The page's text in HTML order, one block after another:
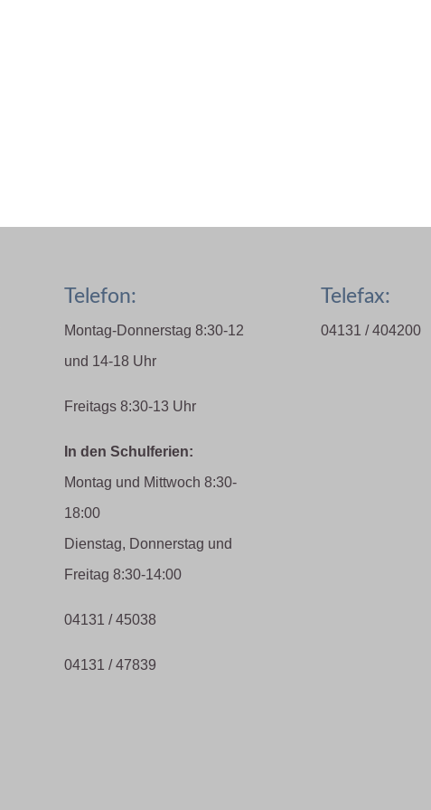
Telefon:
Montag-Donnerstag 8:30-12
und 14-18 Uhr
Freitags 8:30-13 Uhr
In den Schulferien:
Montag und Mittwoch 8:30-
18:00
Dienstag, Donnerstag und
Freitag 8:30-14:00
04131 / 45038
04131 / 47839
Telefax:
04131 / 404200